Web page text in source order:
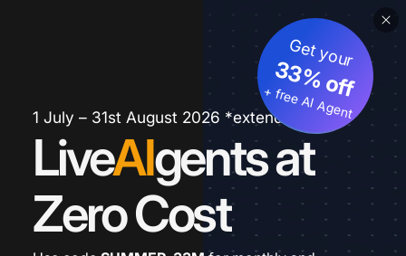
1 July – 31st August 2026 *extended
LiveAIgents at
Zero Cost
Get your
33% off
+ free AI Agent